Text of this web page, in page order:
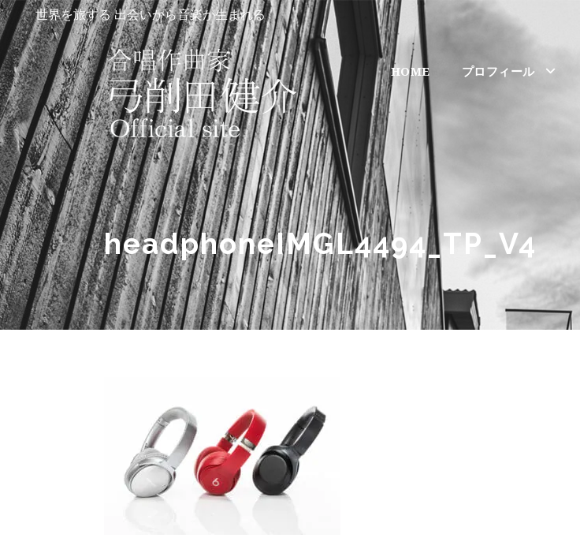
世界を旅する 出会いから音楽が生まれる
HOME プロフィール
headphoneIMGL4494_TP_V4